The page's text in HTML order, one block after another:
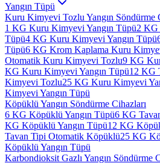
Yangın Tüpü
Kuru Kimyevi Tozlu Yangın Söndürme
1 KG Kuru Kimyevi Yangın Tüpü2 KG
Tüpü4 KG Kuru Kimyevi Yangın Tüpü
Tüpü6 KG Krom Kaplama Kuru
Otomatik Kuru Kimyevi Tozlu9 KG
KG Kuru Kimyevi Yangın Tüpü12 KG
Kimyevi Tozlu25 KG Kuru Kimyevi
Kimyevi Yangın Tüpü
Köpüklü Yangın Söndürme Cihazları
6 KG Köpüklü Yangın Tüpü6 KG
KG Köpüklü Yangın Tüpü12 KG
Tavan Tipi Otomatik Köpüklü25 KG
Köpüklü Yangın Tüpü
Karbondioksit Gazlı Yangın Söndürme